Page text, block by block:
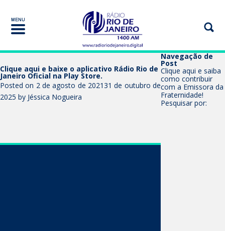
Clique aqui e baixe o aplicativo Rádio Rio de
Janeiro Oficial na Play Store.
Posted on 2 de agosto de 202131 de outubro de
2025 by Jéssica Nogueira
Navegação de
Post
Clique aqui e saiba
como contribuir
com a Emissora da
Fraternidade!
Pesquisar por: